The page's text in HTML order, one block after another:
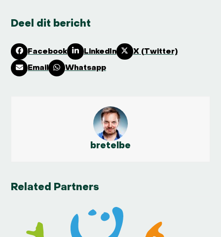
Deel dit bericht
Facebook LinkedIn X (Twitter)
Email Whatsapp
bretelbe
Related Partners